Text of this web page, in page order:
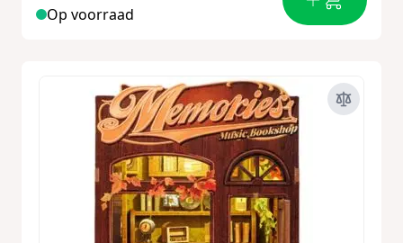
Op voorraad